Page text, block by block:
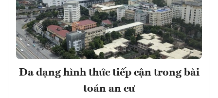
Đa dạng hình thức tiếp cận trong bài
toán an cư